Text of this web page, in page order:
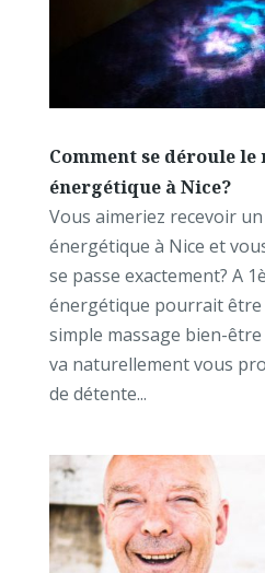
Comment se déroule le
énergétique à Nice?
Vous aimeriez recevoir
énergétique à Nice et
se passe exactement? A
énergétique pourrait être
simple massage bien-
va naturellement vous
de détente...